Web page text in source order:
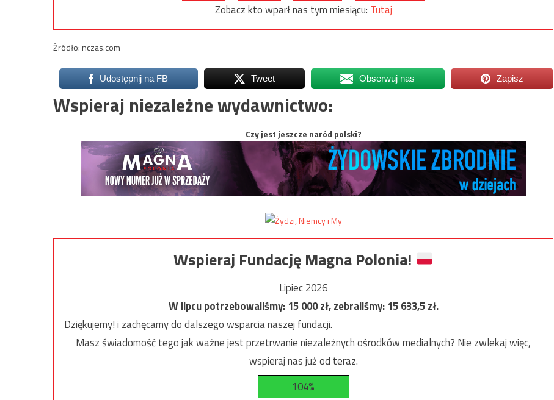
Zobacz kto wparł nas tym miesiącu: Tutaj
Źródło: nczas.com
Udostępnij na FB Tweet Obserwuj nas Zapisz
Wspieraj niezależne wydawnictwo:
Czy jest jeszcze naród polski?
Wspieraj Fundację Magna Polonia!
Lipiec 2026
W lipcu potrzebowaliśmy:15 000zł, zebraliśmy:15 633,5zł.
Dziękujemy! i zachęcamy do dalszego wsparcia naszej fundacji.
Masz świadomość tego jak ważne jest przetrwanie niezależnych ośrodków medialnych? Nie zwlekaj więc,
wspieraj nas już od teraz.
104%